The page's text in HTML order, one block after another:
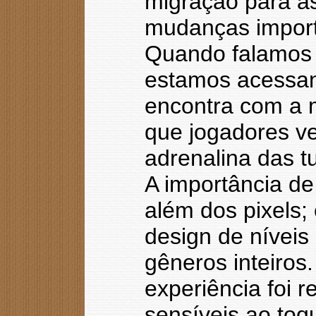
mudanças
Quando
estamos
encontra com a
que jogadores
adrenalina das
A importância
além dos
design de
gêneros
experiência foi